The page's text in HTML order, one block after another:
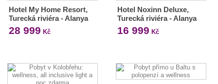
Hotel My Home Resort,
Turecká riviéra - Alanya
28 999 Kč
Hotel Noxinn Deluxe,
Turecká riviéra - Alanya
16 999 Kč